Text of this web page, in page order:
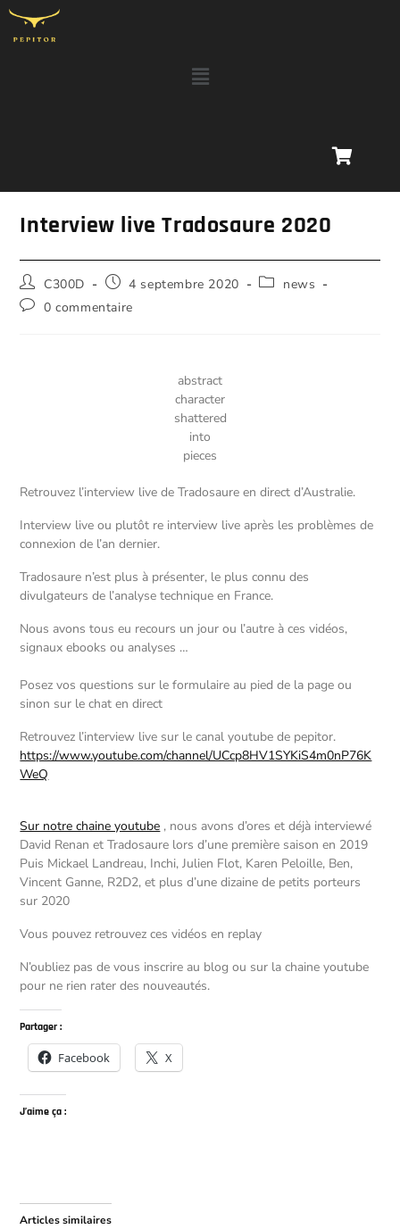
Interview live Tradosaure 2020
C300D 4 septembre 2020
news
0 commentaire
abstract
character
shattered
into
pieces
Retrouvez l’interview live de Tradosaure en direct d’Australie.
Interview live ou plutôt re interview live après les problèmes de
connexion de l’an dernier.
Tradosaure n’est plus à présenter, le plus connu des
divulgateurs de l’analyse technique en France.
Nous avons tous eu recours un jour ou l’autre à ces vidéos,
signaux ebooks ou analyses …
Posez vos questions sur le formulaire au pied de la page ou
sinon sur le chat en direct
Retrouvez l’interview live sur le canal youtube de pepitor.
https://www.youtube.com/channel/UCcp8HV1SYKiS4m0nP76K
WeQ
Sur notre chaine youtube , nous avons d’ores et déjà interviewé
David Renan et Tradosaure lors d’une première saison en 2019
Puis Mickael Landreau, Inchi, Julien Flot, Karen Peloille, Ben,
Vincent Ganne, R2D2, et plus d’une dizaine de petits porteurs
sur 2020
Vous pouvez retrouvez ces vidéos en replay
N’oubliez pas de vous inscrire au blog ou sur la chaine youtube
pour ne rien rater des nouveautés.
Partager :
Facebook X
J’aime ça :
Articles similaires